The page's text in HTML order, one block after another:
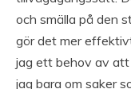
och smälla på den
gör det mer
jag ett behov av att
jag bara om saker